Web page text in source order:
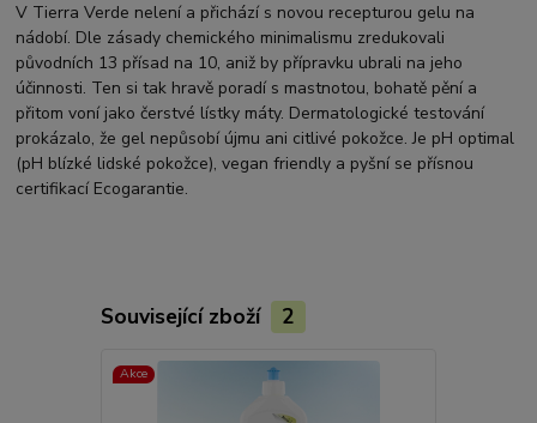
V Tierra Verde nelení a přichází s novou recepturou gelu na
nádobí. Dle zásady chemického minimalismu zredukovali
původních 13 přísad na 10, aniž by přípravku ubrali na jeho
účinnosti. Ten si tak hravě poradí s mastnotou, bohatě pění a
přitom voní jako čerstvé lístky máty. Dermatologické testování
prokázalo, že gel nepůsobí újmu ani citlivé pokožce. Je pH optimal
(pH blízké lidské pokožce), vegan friendly a pyšní se přísnou
certifikací Ecogarantie.
Související zboží 2
Akce